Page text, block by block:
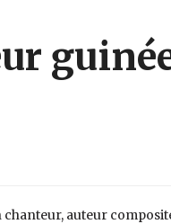
chanteur, auteur